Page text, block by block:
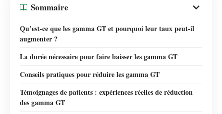
Sommaire
Qu’est-ce que les gamma GT et pourquoi leur taux peut-il
augmenter ?
La durée nécessaire pour faire baisser les gamma GT
Conseils pratiques pour réduire les gamma GT
Témoignages de patients : expériences réelles de réduction
des gamma GT